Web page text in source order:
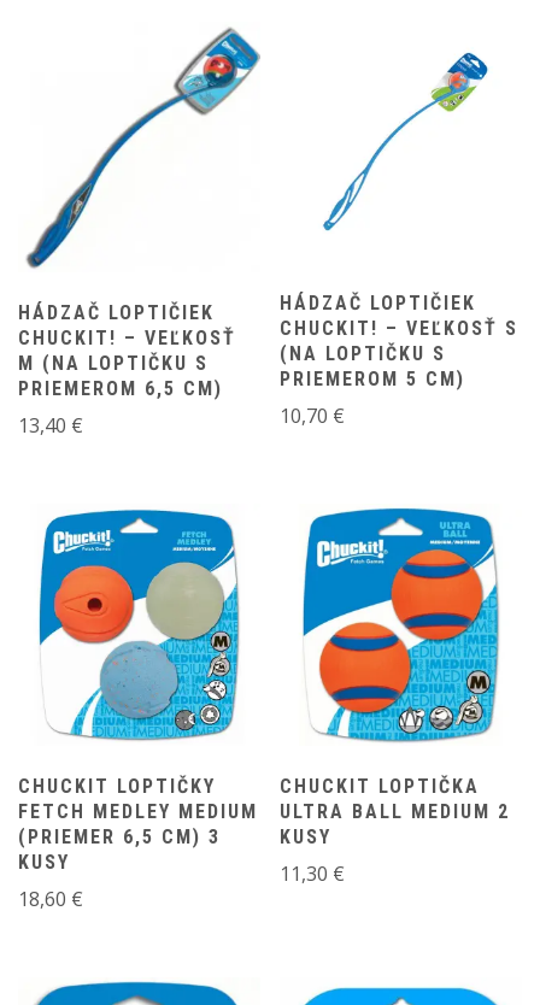
HÁDZAČ LOPTIČIEK
CHUCKIT! – VEĽKOSŤ
M (NA LOPTIČKU S
PRIEMEROM 6,5 CM)
13,40 €
HÁDZAČ LOPTIČIEK
CHUCKIT! – VEĽKOSŤ S
(NA LOPTIČKU S
PRIEMEROM 5 CM)
10,70 €
CHUCKIT LOPTIČKY
FETCH MEDLEY MEDIUM
(PRIEMER 6,5 CM) 3
KUSY
18,60 €
CHUCKIT LOPTIČKA
ULTRA BALL MEDIUM 2
KUSY
11,30 €